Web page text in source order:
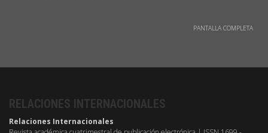
PANTALLA COMPLETA
RELACIONES INTERNACIONALES
Relaciones Internacionales